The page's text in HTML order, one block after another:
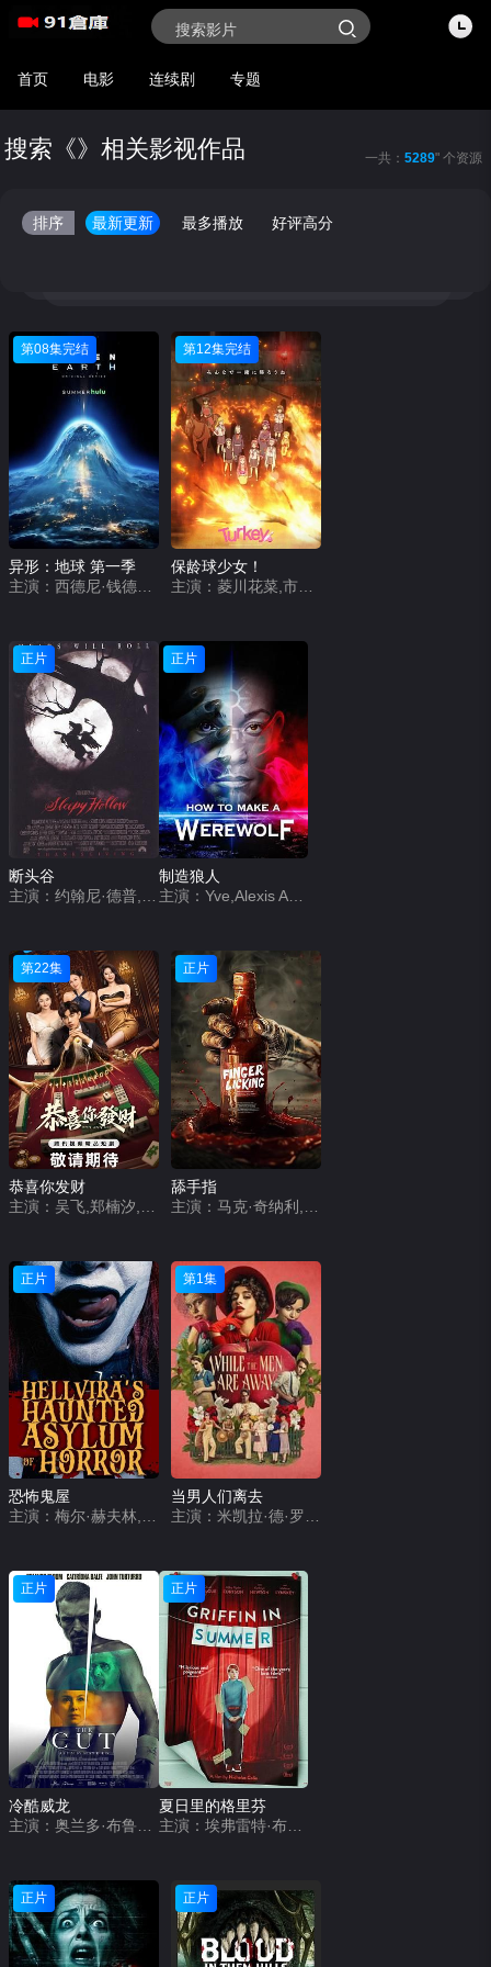
首页 电影 连续剧 专题
搜索《》相关影视作品 一共： 5289" 个资源
排序 最新更新 最多播放 好评高分
第08集完结
异形：地球 第一季
第12集完结
保龄球少女！
主演：菱川花菜,市之濑加那,岩田阳葵,天麻优希,伊藤彩沙
正片
断头谷
主演：约翰尼·德普,克里斯蒂娜·里奇,米兰达·理查森,迈克尔·刚本,卡斯帕·范·迪恩,杰弗里·琼斯,理查德·格雷弗斯,伊恩·麦克迪阿梅德,迈克尔·高夫,克里斯托弗·沃肯,马克·皮克林,丽莎·玛丽,史蒂芬·威丁顿,克莱尔·斯金纳,克里斯托弗·李,艾伦·阿姆斯特朗,马克·斯伯丁,杰西卡·奥伊罗,托尼·毛德斯雷,彼得·吉尼斯
正片
制造狼人
主演：Yve,Alexis Andrews,Eli Cottle
第22集
恭喜你发财
正片
舔手指
正片
恐怖鬼屋
第1集
当男人们离去
正片
冷酷威龙
正片
夏日里的格里芬
主演：埃弗雷特·布伦克,梅兰妮·林斯基,艾比·莱德·弗特森,欧文·提格,凯瑟琳·纽顿
正片 正片